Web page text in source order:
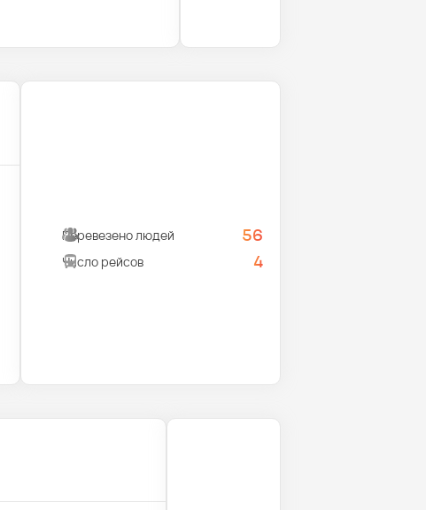
Перевезено людей 56
Число рейсов 4